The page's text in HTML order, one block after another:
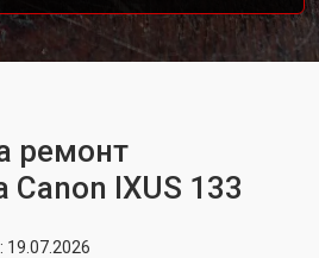
ремонт
Canon IXUS 133
19.07.2026